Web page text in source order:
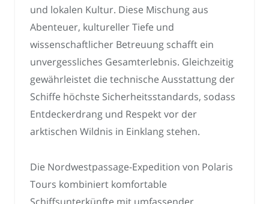
und lokalen Kultur. Diese Mischung aus
Abenteuer, kultureller Tiefe und
wissenschaftlicher Betreuung schafft ein
unvergessliches Gesamterlebnis. Gleichzeitig
gewährleistet die technische Ausstattung der
Schiffe höchste Sicherheitsstandards, sodass
Entdeckerdrang und Respekt vor der
arktischen Wildnis in Einklang stehen.
Die Nordwestpassage-Expedition von Polaris
Tours kombiniert komfortable